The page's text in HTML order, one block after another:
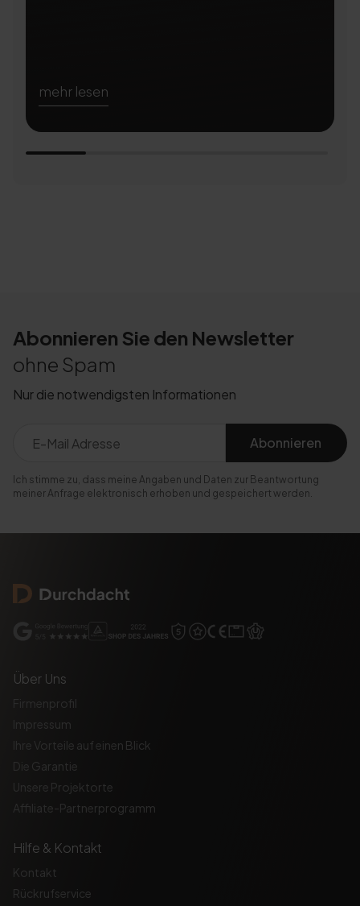
mehr lesen
Abonnieren Sie den Newsletter
ohne Spam
Nur die notwendigsten Informationen
Abonnieren
Ich stimme zu, dass meine Angaben und Daten zur Beantwortung
meiner Anfrage elektronisch erhoben und gespeichert werden.
Über Uns
Firmenprofil
Impressum
Ihre Vorteile auf einen Blick
Die Garantie
Unsere Projektorte
Affiliate-Partnerprogramm
Hilfe & Kontakt
Kontakt
Rückrufservice